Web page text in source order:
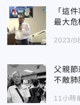
「這
最大危
2023/
父親
不敵
11小時